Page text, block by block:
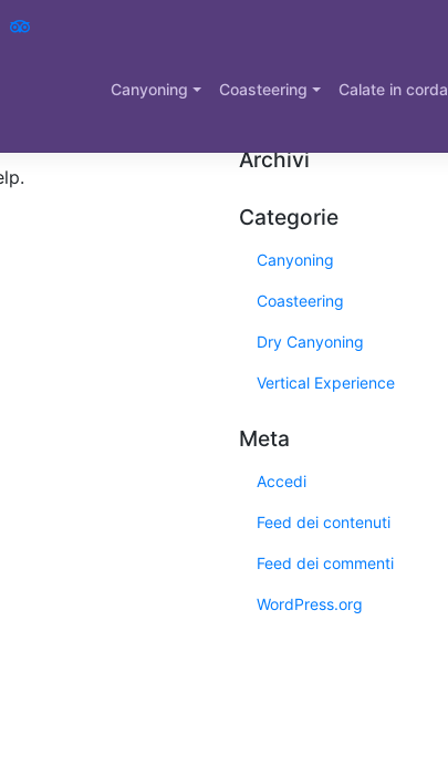
Canyoning Coasteering Calate in corda
Archivi
Categorie
Canyoning
Coasteering
Dry Canyoning
Vertical Experience
Meta
Accedi
Feed dei contenuti
Feed dei commenti
WordPress.org